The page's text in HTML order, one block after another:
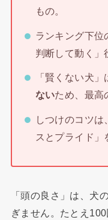
もの。
ランキング下位
判断して動く」
「賢くない犬」
ないため、最高
しつけのコツ
スとプライド」
「頭の良さ」は、犬
ぎません。たとえ